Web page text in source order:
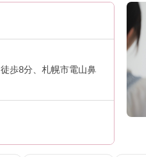
歩8分、札幌市電山鼻